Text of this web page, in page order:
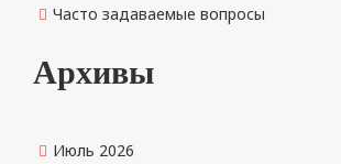
Часто задаваемые вопросы
Архивы
Июль 2026